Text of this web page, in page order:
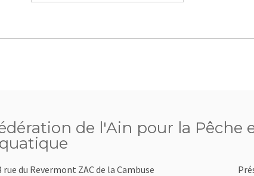
de l'Ain pour la Pêche
rue du Revermont ZAC de la Cambuse